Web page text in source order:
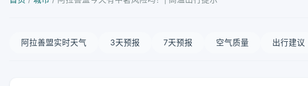
阿拉善盟实时天气 3天预报 7天预报 空气质量 出行建议